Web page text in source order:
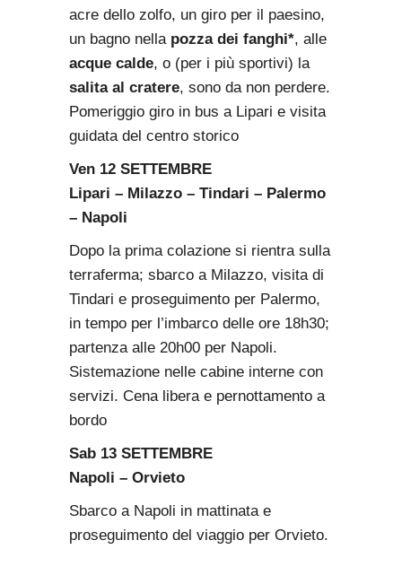
acre dello zolfo, un giro per il paesino,
un bagno nella pozza dei fanghi*, alle
acque calde, o (per i più sportivi) la
salita al cratere, sono da non perdere.
Pomeriggio giro in bus a Lipari e visita
guidata del centro storico
Ven 12 SETTEMBRE
Lipari – Milazzo – Tindari – Palermo
– Napoli
Dopo la prima colazione si rientra sulla
terraferma; sbarco a Milazzo, visita di
Tindari e proseguimento per Palermo,
in tempo per l’imbarco delle ore 18h30;
partenza alle 20h00 per Napoli.
Sistemazione nelle cabine interne con
servizi. Cena libera e pernottamento a
bordo
Sab 13 SETTEMBRE
Napoli – Orvieto
Sbarco a Napoli in mattinata e
proseguimento del viaggio per Orvieto.